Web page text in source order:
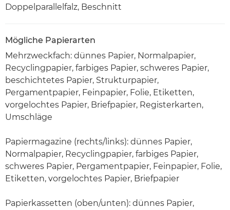
Doppelparallelfalz, Beschnitt
Mögliche Papierarten
Mehrzweckfach: dünnes Papier, Normalpapier,
Recyclingpapier, farbiges Papier, schweres Papier,
beschichtetes Papier, Strukturpapier,
Pergamentpapier, Feinpapier, Folie, Etiketten,
vorgelochtes Papier, Briefpapier, Registerkarten,
Umschläge
Papiermagazine (rechts/links): dünnes Papier,
Normalpapier, Recyclingpapier, farbiges Papier,
schweres Papier, Pergamentpapier, Feinpapier, Folie,
Etiketten, vorgelochtes Papier, Briefpapier
Papierkassetten (oben/unten): dünnes Papier,